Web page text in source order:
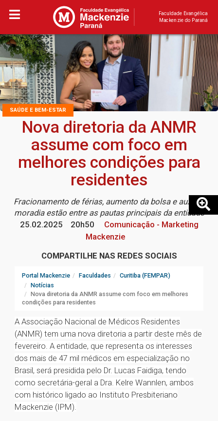
Faculdade Evangélica
Mackenzie do Paraná
SAÚDE E BEM-ESTAR
Nova diretoria da ANMR
assume com foco em
melhores condições para
residentes
Fracionamento de férias, aumento da bolsa e auxílio-
moradia estão entre as pautas principais da entidade
25.02.2025
20h50
Comunicação - Marketing
Mackenzie
COMPARTILHE NAS REDES SOCIAIS
Portal Mackenzie Faculdades
Curitiba (FEMPAR)
Notícias
Nova diretoria da ANMR assume com foco em melhores
condições para residentes
A Associação Nacional de Médicos Residentes
(ANMR) tem uma nova diretoria a partir deste mês de
fevereiro. A entidade, que representa os interesses
dos mais de 47 mil médicos em especialização no
Brasil, será presidida pelo Dr. Lucas Faidiga, tendo
como secretária-geral a Dra. Kelre Wannlen, ambos
com histórico ligado ao Instituto Presbiteriano
Mackenzie (IPM).